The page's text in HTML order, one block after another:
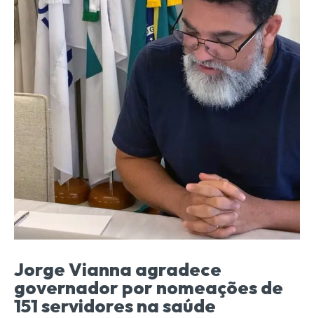
Jorge Vianna agradece
governador por nomeações de
151 servidores na saúde